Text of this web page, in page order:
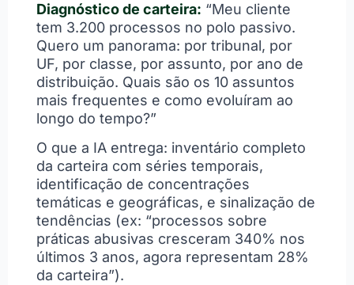
Diagnóstico de carteira: “Meu cliente
tem 3.200 processos no polo passivo.
Quero um panorama: por tribunal, por
UF, por classe, por assunto, por ano de
distribuição. Quais são os 10 assuntos
mais frequentes e como evoluíram ao
longo do tempo?”
O que a IA entrega: inventário completo
da carteira com séries temporais,
identificação de concentrações
temáticas e geográficas, e sinalização de
tendências (ex: “processos sobre
práticas abusivas cresceram 340% nos
últimos 3 anos, agora representam 28%
da carteira”).